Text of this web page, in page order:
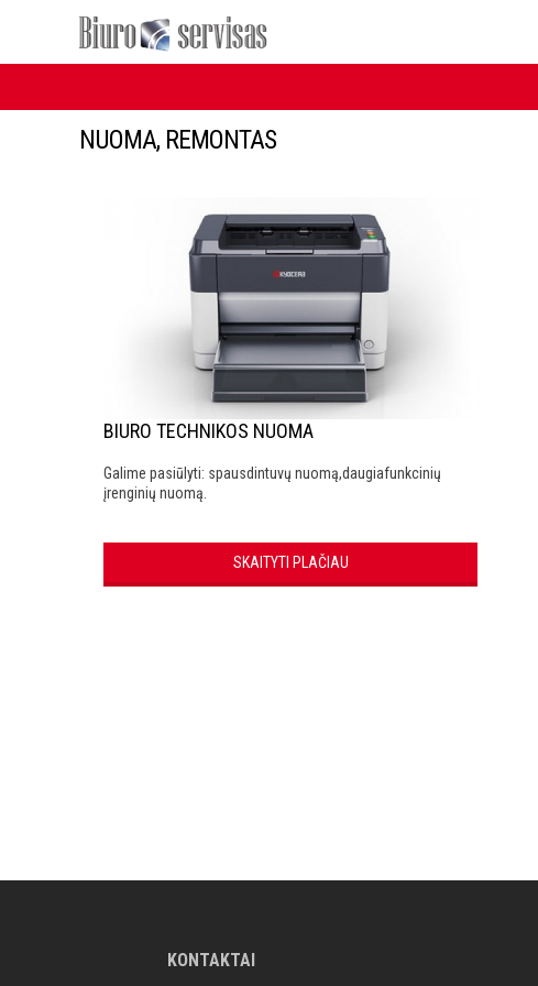
NUOMA, REMONTAS
BIURO TECHNIKOS NUOMA
Galime pasiūlyti: spausdintuvų nuomą,daugiafunkcinių
įrenginių nuomą.
SKAITYTI PLAČIAU
KONTAKTAI